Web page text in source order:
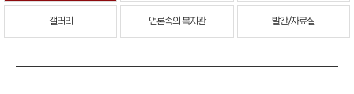
갤러리 언론속의 복지관 발간/자료실